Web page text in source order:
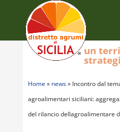
Home » news» Incontro dal
agroalimentari siciliani:
del rilancio dellagroalimentare
un